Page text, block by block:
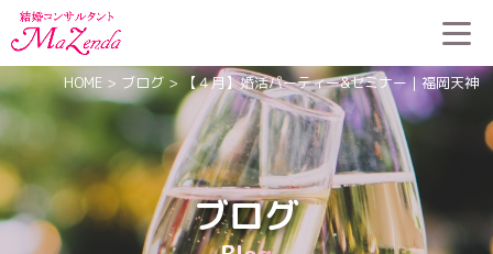
ブログ
HOME > ブログ > 【４月】婚活パーティー&セミナー｜福岡天神